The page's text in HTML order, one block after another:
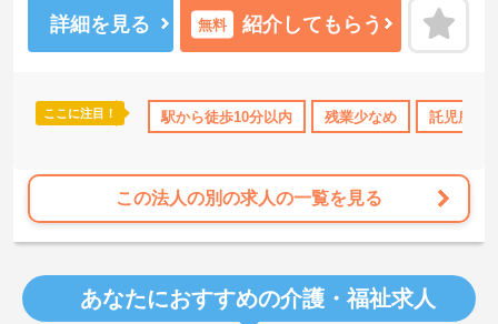
制・研修制度が充実しておりますので、しっかり学び経験していく
詳細を見る 無料 紹介してもらう
ここに注目！ 駅から徒歩10分以内 残業少なめ 託児所・
この法人の別の求人の一覧を見る
あなたにおすすめの介護・福祉求人